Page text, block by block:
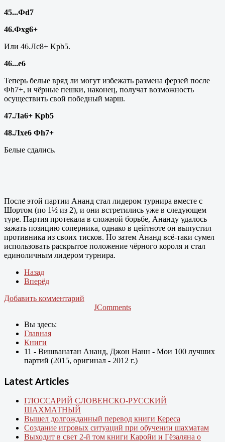
45...Фd7
46.Фxg6+
Или 46.Лс8+ Kpb5.
46...e6
Теперь белые вряд ли могут избежать размена ферзей после
Фh7+, и чёрные пешки, наконец, получат возможность
осуществить свой победный марш.
47.Ла6+ Kpb5
48.Лxe6 Фh7+
Белые сдались.
После этой партии Ананд стал лидером турнира вместе с
Шортом (по 1½ из 2), и они встретились уже в следующем
туре. Партия протекала в сложной борьбе, Ананду удалось
зажать позицию соперника, однако в цейтноте он выпустил
противника из своих тисков. Но затем Ананд всё-таки сумел
использовать раскрытое положение чёрного короля и стал
единоличным лидером турнира.
Назад
Вперёд
Добавить комментарий
JComments
Вы здесь:
Главная
Книги
11 - Вишванатан Ананд, Джон Нанн - Мои 100 лучших
партий (2015, оригинал - 2012 г.)
Latest Articles
ГЛОССАРИЙ СЛОВЕНСКО-РУССКИЙ
ШАХМАТНЫЙ
Вышел долгожданный перевод книги Кереса
Создание игровых ситуаций при обучении шахматам
Выходит в свет 2-й том книги Каройи и Гёзаляна о